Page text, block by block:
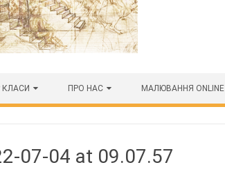
ПРО НАС МАЛЮВАННЯ ONLINE
07-04 at 09.07.57